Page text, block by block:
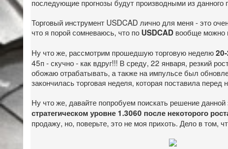
последующие прогнозы будут производными из данного
Торговый инструмент USDCAD лично для меня - это
что я порой сомневаюсь, что по USDCAD вообще можно
Ну что же, рассмотрим прошедшую торговую неделю
45п - скучно - как вдруг!!! В среду, 22 января, резкий
обожаю отрабатывать, а также на импульсе был
закончилась торговая неделя, которая поставила
Ну что же, давайте попробуем поискать решение
стратегическом уровне 1.3060 после некоторого
продажу, но, поверьте, это не моя прихоть. Дело в том,